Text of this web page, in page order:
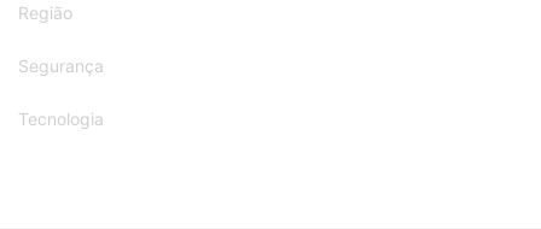
Região
Segurança
Tecnologia